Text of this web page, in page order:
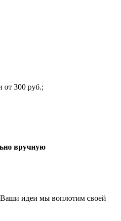
от 300 руб.;
вручную
идеи мы воплотим своей